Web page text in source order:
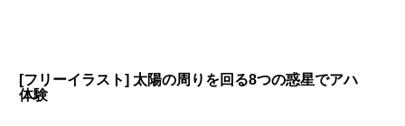
[フリーイラスト] 太陽の周りを回る8つの惑星でアハ
体験